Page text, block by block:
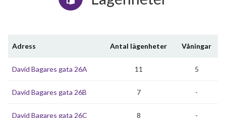
Adress Antal lägenheter Våningar
David Bagares gata 26A 11 5
David Bagares gata 26B 7 -
David Bagares gata 26C 8 -